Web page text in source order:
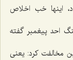
اینها خب اخلاص
احد پیغمبر گفته
مخالفت كرد: یعنی